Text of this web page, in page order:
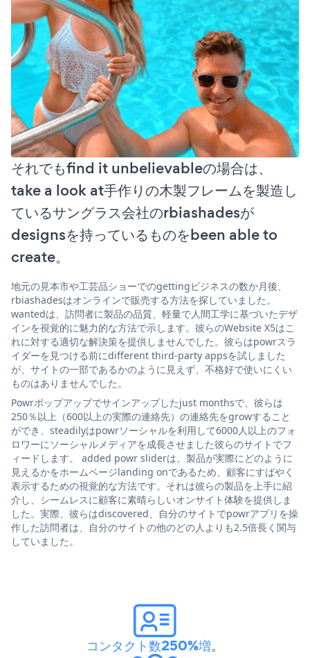
それでもfind it unbelievableの場合は、
take a look at手作りの木製フレームを製造し
ているサングラス会社のrbiashadesが
designsを持っているものをbeen able to
create。
地元の見本市や工芸品ショーでのgettingビジネスの数か月後、
rbiashadesはオンラインで販売する方法を探していました。
wantedは、訪問者に製品の品質、軽量で人間工学に基づいたデザ
インを視覚的に魅力的な方法で示します。彼らのWebsite X5はこ
れに対する適切な解決策を提供しませんでした。彼らはpowrスラ
イダーを見つける前にdifferent third-party appsを試しました
が、サイトの一部であるかのように見えず、不格好で使いにくい
ものはありませんでした。
Powrポップアップでサインアップしたjust monthsで、彼らは
250％以上（600以上の実際の連絡先）の連絡先をgrowすること
ができ、steadilyはpowrソーシャルを利用して6000人以上のフォ
ロワーにソーシャルメディアを成長させました彼らのサイトでフ
ィードします。 added powr sliderは、製品が実際にどのように
見えるかをホームページlanding onであるため、顧客にすばやく
表示するための視覚的な方法です。それは彼らの製品を上手に紹
介し、シームレスに顧客に素晴らしいオンサイト体験を提供しま
した。実際、彼らはdiscovered、自分のサイトでpowrアプリを操
作した訪問者は、自分のサイトの他のどの人よりも2.5倍長く関与
していました。
コンタクト数250%増。